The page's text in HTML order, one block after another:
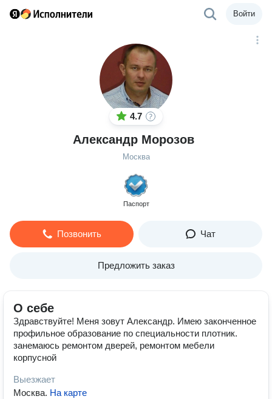
Войти
4.7
Александр Морозов
Москва
Паспорт
Позвонить Чат
Предложить заказ
О себе
Здравствуйте! Меня зовут Александр. Имею законченное
профильное образование по специальности плотник.
занемаюсь ремонтом дверей, ремонтом мебели
корпусной
Выезжает
Москва. На карте